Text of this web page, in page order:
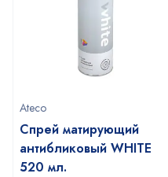
Ateco
Спрей матирующий
антибликовый WHITE
520 мл.